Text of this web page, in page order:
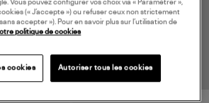
Vous pouvez configurer vos choix via « Paramétrer »,
(« J’accepte ») ou refuser ceux non strictement
accepter »). Pour en savoir plus sur l’utilisation de
politique de cookies
cookies Autoriser tous les cookies